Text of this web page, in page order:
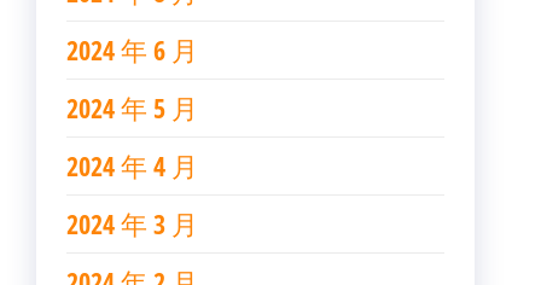
2024 年 6 月
2024 年 5 月
2024 年 4 月
2024 年 3 月